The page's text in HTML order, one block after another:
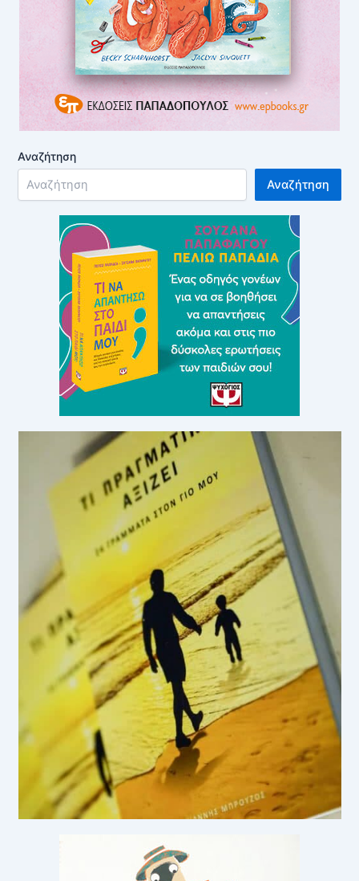
Αναζήτηση
Αναζήτηση